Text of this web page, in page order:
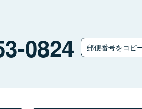
0824 郵便番号をコピ